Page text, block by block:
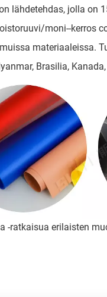
lähdetehdas, jolla on
moni--kerros
materiaaleissa.
Brasilia,
-ratkaisua erilaisten